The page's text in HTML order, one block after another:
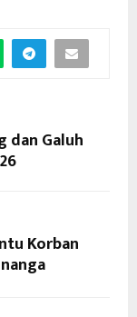
dan Galuh
Korban